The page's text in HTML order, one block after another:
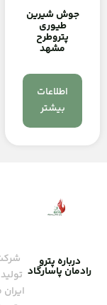
جوش شیرین
طیوری
پتروطرح
مشهد
اطلاعات
بیشتر
درباره پترو
رادمان پاسارگاد